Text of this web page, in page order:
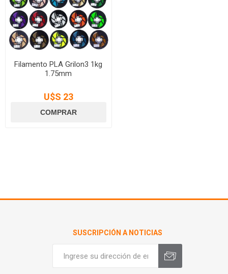
Filamento PLA Grilon3 1kg
1.75mm
U$S 23
SUSCRIPCIÓN A NOTICIAS